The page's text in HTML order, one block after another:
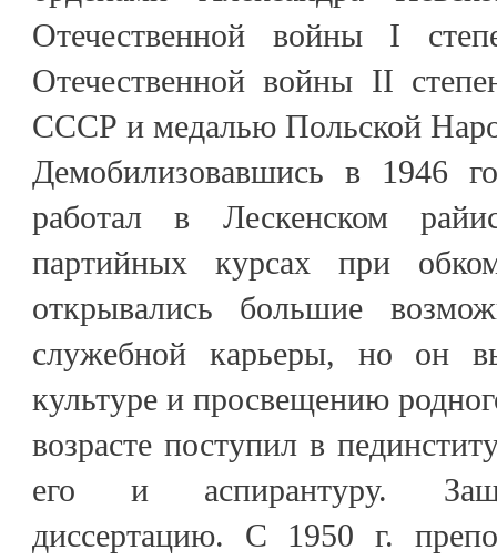
Отечественной войны I
Отечественной войны II
СССР и медалью Польской
Демобилизовавшись в 1946
работал в Лескенском
партийных курсах при
открывались большие
служебной карьеры, но он
культуре и просвещению
возрасте поступил в
его и аспирантуру.
диссертацию. С 1950 г.